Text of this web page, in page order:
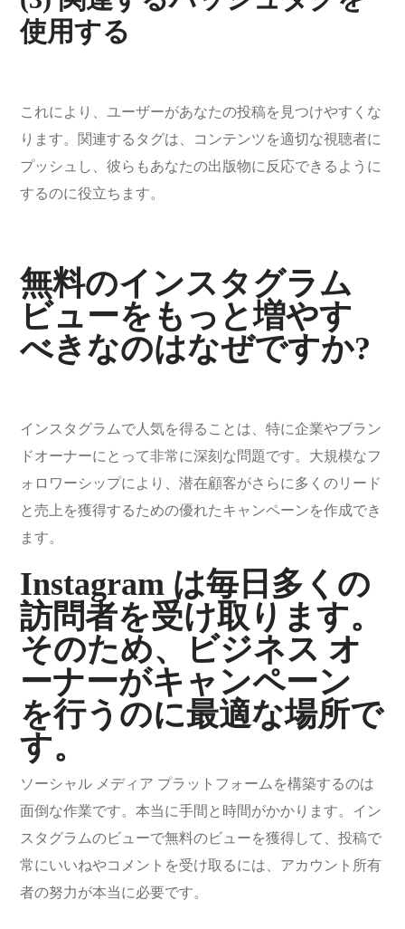
使用する
これにより、ユーザーがあなたの投稿を見つけやすくな
ります。関連するタグは、コンテンツを適切な視聴者に
プッシュし、彼らもあなたの出版物に反応できるように
するのに役立ちます。
無料のインスタグラム
ビューをもっと増やす
べきなのはなぜですか?
インスタグラムで人気を得ることは、特に企業やブラン
ドオーナーにとって非常に深刻な問題です。大規模なフ
ォロワーシップにより、潜在顧客がさらに多くのリード
と売上を獲得するための優れたキャンペーンを作成でき
ます。
Instagram は毎日多くの
訪問者を受け取ります。
そのため、ビジネス オ
ーナーがキャンペーン
を行うのに最適な場所で
す。
ソーシャル メディア プラットフォームを構築するのは
面倒な作業です。本当に手間と時間がかかります。イン
スタグラムのビューで無料のビューを獲得して、投稿で
常にいいねやコメントを受け取るには、アカウント所有
者の努力が本当に必要です。